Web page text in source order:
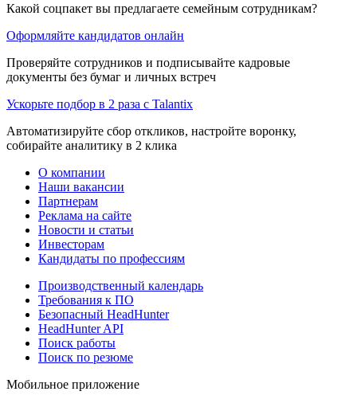
Какой соцпакет вы предлагаете семейным сотрудникам?
Оформляйте кандидатов онлайн
Проверяйте сотрудников и подписывайте кадровые
документы без бумаг и личных встреч
Ускорьте подбор в 2 раза с Talantix
Автоматизируйте сбор откликов, настройте воронку,
собирайте аналитику в 2 клика
О компании
Наши вакансии
Партнерам
Реклама на сайте
Новости и статьи
Инвесторам
Кандидаты по профессиям
Производственный календарь
Требования к ПО
Безопасный HeadHunter
HeadHunter API
Поиск работы
Поиск по резюме
Мобильное приложение